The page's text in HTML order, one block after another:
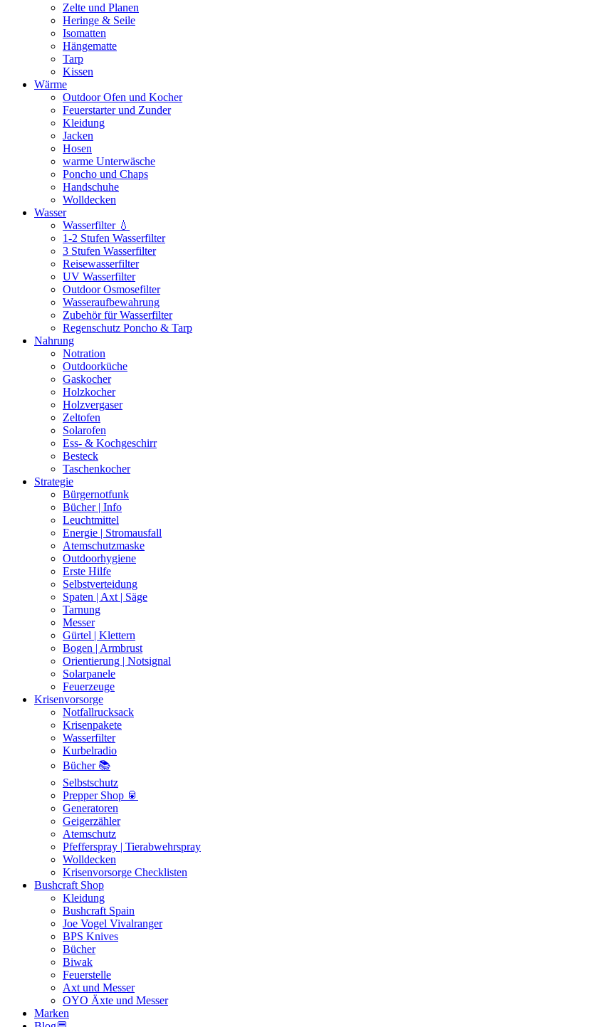
Zelte und Planen
Heringe & Seile
Isomatten
Hängematte
Tarp
Kissen
Wärme
Outdoor Ofen und Kocher
Feuerstarter und Zunder
Kleidung
Jacken
Hosen
warme Unterwäsche
Poncho und Chaps
Handschuhe
Wolldecken
Wasser
Wasserfilter 💧
1-2 Stufen Wasserfilter
3 Stufen Wasserfilter
Reisewasserfilter
UV Wasserfilter
Outdoor Osmosefilter
Wasseraufbewahrung
Zubehör für Wasserfilter
Regenschutz Poncho & Tarp
Nahrung
Notration
Outdoorküche
Gaskocher
Holzkocher
Holzvergaser
Zeltofen
Solarofen
Ess- & Kochgeschirr
Besteck
Taschenkocher
Strategie
Bürgernotfunk
Bücher | Info
Leuchtmittel
Energie | Stromausfall
Atemschutzmaske
Outdoorhygiene
Erste Hilfe
Selbstverteidung
Spaten | Axt | Säge
Tarnung
Messer
Gürtel | Klettern
Bogen | Armbrust
Orientierung | Notsignal
Solarpanele
Feuerzeuge
Krisenvorsorge
Notfallrucksack
Krisenpakete
Wasserfilter
Kurbelradio
Bücher 📚
Selbstschutz
Prepper Shop 🥫
Generatoren
Geigerzähler
Atemschutz
Pfefferspray | Tierabwehrspray
Wolldecken
Krisenvorsorge Checklisten
Bushcraft Shop
Kleidung
Bushcraft Spain
Joe Vogel Vivalranger
BPS Knives
Bücher
Biwak
Feuerstelle
Axt und Messer
OYO Äxte und Messer
Marken